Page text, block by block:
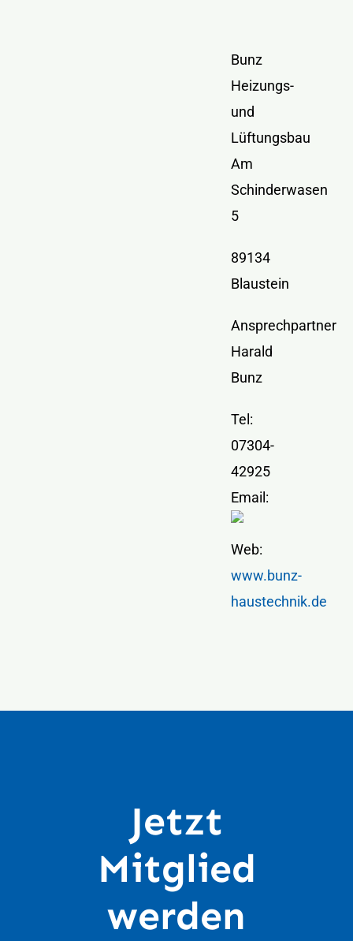
Bunz
Heizungs-
und
Lüftungsbau
Am
Schinderwasen
5
89134
Blaustein
Ansprechpartner
Harald
Bunz
Tel:
07304-
42925
Email:
Web:
www.bunz-
haustechnik.de
Jetzt
Mitglied
werden